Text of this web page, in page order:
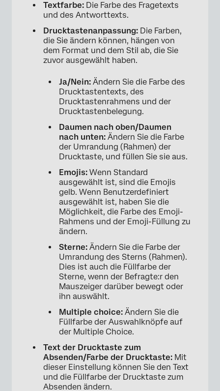
Textfarbe: Die Farbe des Fragetexts
und des Antworttexts.
Drucktastenanpassung: Die Farben,
die Sie ändern können, hängen von
dem Format und dem Stil ab, die Sie
zuvor ausgewählt haben.
Ja/Nein: Ändern Sie die Farbe des
Drucktastentexts, des
Drucktastenrahmens und der
Drucktastenbelegung.
Daumen nach oben/Daumen
nach unten: Ändern Sie die Farbe
der Umrandung (Rahmen) der
Drucktaste, und füllen Sie sie aus.
Emojis: Wenn Standard
ausgewählt ist, sind die Emojis
gelb. Wenn Benutzerdefiniert
ausgewählt ist, haben Sie die
Möglichkeit, die Farbe des Emoji-
Rahmens und der Emoji-Füllung zu
ändern.
Sterne: Ändern Sie die Farbe der
Umrandung des Sterns (Rahmen).
Dies ist auch die Füllfarbe der
Sterne, wenn der Befragte:r den
Mauszeiger darüber bewegt oder
ihn auswählt.
Multiple choice: Ändern Sie die
Füllfarbe der Auswahlknöpfe auf
der Multiple Choice.
Text der Drucktaste zum
Absenden/Farbe der Drucktaste: Mit
dieser Einstellung können Sie den Text
und die Füllfarbe der Drucktaste zum
Absenden ändern.